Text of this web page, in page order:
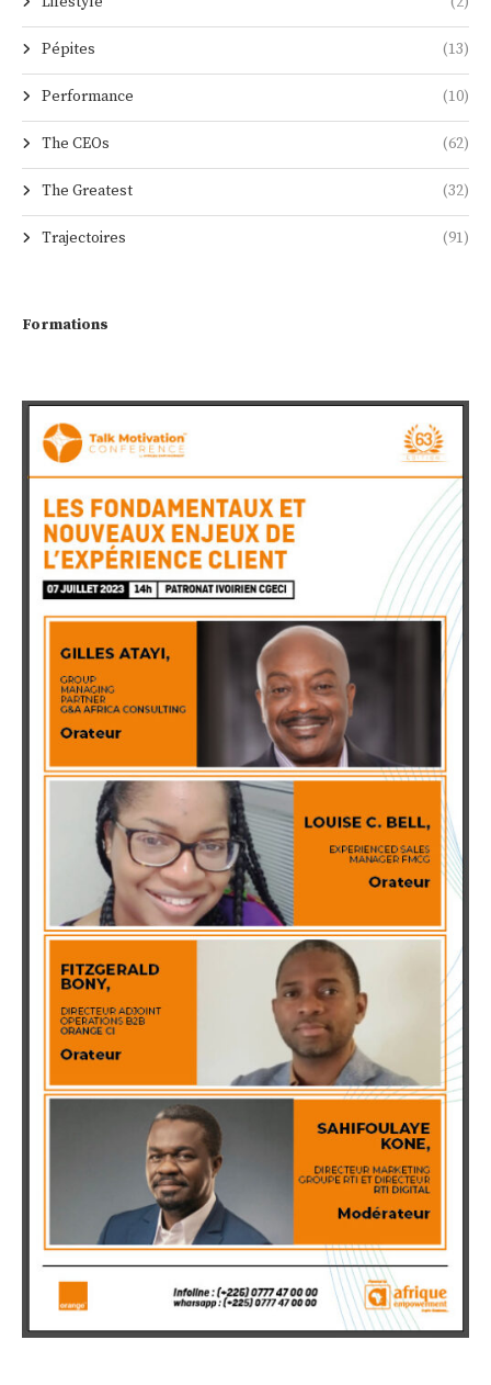
Pépites (13)
Performance (10)
The CEOs (62)
The Greatest (32)
Trajectoires (91)
Formations